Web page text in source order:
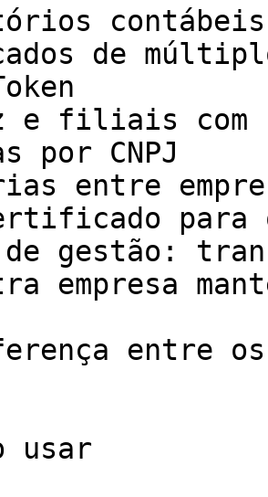
contábeis
de
e filiais com
por CNPJ
entre
para
gestão:
empresa
entre
usar